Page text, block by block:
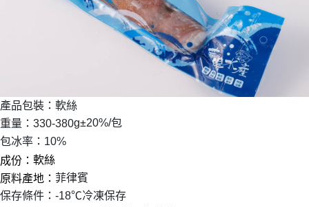
產品包裝： 軟絲
重量：330-380g±20%/包
包冰率：10%
成份： 軟絲
原料產地： 菲律賓
保存條件：-18℃冷凍保存